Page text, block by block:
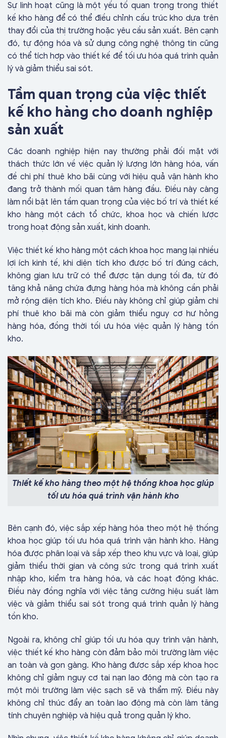
Sự linh hoạt cũng là một yếu tố quan trọng trong thiết
kế kho hàng để có thể điều chỉnh cấu trúc kho dựa trên
thay đổi của thị trường hoặc yêu cầu sản xuất. Bên cạnh
đó, tự động hóa và sử dụng công nghệ thông tin cũng
có thể tích hợp vào thiết kế để tối ưu hóa quá trình quản
lý và giảm thiểu sai sót.
Tầm quan trọng của việc thiết
kế kho hàng cho doanh nghiệp
sản xuất
Các doanh nghiệp hiện nay thường phải đối mặt với
thách thức lớn về việc quản lý lượng lớn hàng hóa, vấn
đề chi phí thuê kho bãi cùng với hiệu quả vận hành kho
đang trở thành mối quan tâm hàng đầu. Điều này càng
làm nổi bật lên tầm quan trọng của việc bố trí và thiết kế
kho hàng một cách tổ chức, khoa học và chiến lược
trong hoạt động sản xuất, kinh doanh.
Việc thiết kế kho hàng một cách khoa học mang lại nhiều
lợi ích kinh tế, khi diện tích kho được bố trí đúng cách,
không gian lưu trữ có thể được tận dụng tối đa, từ đó
tăng khả năng chứa đựng hàng hóa mà không cần phải
mở rộng diện tích kho. Điều này không chỉ giúp giảm chi
phí thuê kho bãi mà còn giảm thiểu nguy cơ hư hỏng
hàng hóa, đồng thời tối ưu hóa việc quản lý hàng tồn
kho.
Thiết kế kho hàng theo một hệ thống khoa học giúp
tối ưu hóa quá trình vận hành kho
Bên cạnh đó, việc sắp xếp hàng hóa theo một hệ thống
khoa học giúp tối ưu hóa quá trình vận hành kho. Hàng
hóa được phân loại và sắp xếp theo khu vực và loại, giúp
giảm thiểu thời gian và công sức trong quá trình xuất
nhập kho, kiểm tra hàng hóa, và các hoạt động khác.
Điều này đồng nghĩa với việc tăng cường hiệu suất làm
việc và giảm thiểu sai sót trong quá trình quản lý hàng
tồn kho.
Ngoài ra, không chỉ giúp tối ưu hóa quy trình vận hành,
việc thiết kế kho hàng còn đảm bảo môi trường làm việc
an toàn và gọn gàng. Kho hàng được sắp xếp khoa học
không chỉ giảm nguy cơ tai nạn lao động mà còn tạo ra
một môi trường làm việc sạch sẽ và thẩm mỹ. Điều này
không chỉ thúc đẩy an toàn lao động mà còn làm tăng
tính chuyên nghiệp và hiệu quả trong quản lý kho.